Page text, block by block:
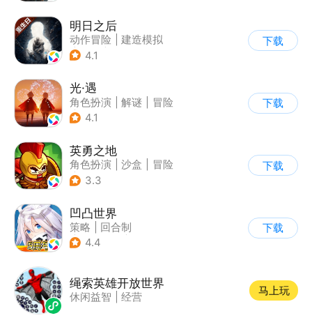
明日之后
动作冒险
建造模拟
| 丧尸
4.1
下载
光·遇
角色扮演 解谜
冒险
| 开放世界
4.1
下载
英勇之地
角色扮演 沙盒
冒险
| steam游戏
3.3
下载
凹凸世界
策略
回合制
| 动漫改编
4.4
下载
绳索英雄开放世界
休闲益智 经营
马上玩